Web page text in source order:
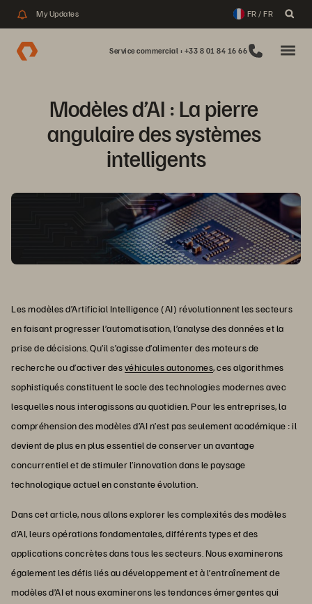
My Updates FR / FR
Service commercial : +33 8 01 84 16 66
Modèles d’AI : La pierre
angulaire des systèmes
intelligents
Les modèles d’Artificial Intelligence (AI) révolutionnent les secteurs
en faisant progresser l’automatisation, l’analyse des données et la
prise de décisions. Qu’il s’agisse d’alimenter des moteurs de
recherche ou d’activer desvéhicules autonomes, ces algorithmes
sophistiqués constituent le socle des technologies modernes avec
lesquelles nous interagissons au quotidien. Pour les entreprises, la
compréhension des modèles d’AI n’est pas seulement académique : il
devient de plus en plus essentiel de conserver un avantage
concurrentiel et de stimuler l’innovation dans le paysage
technologique actuel en constante évolution.
Dans cet article, nous allons explorer les complexités des modèles
d’AI, leurs opérations fondamentales, différents types et des
applications concrètes dans tous les secteurs. Nous examinerons
également les défis liés au développement et à l’entraînement de
modèles d’AI et nous examinerons les tendances émergentes qui